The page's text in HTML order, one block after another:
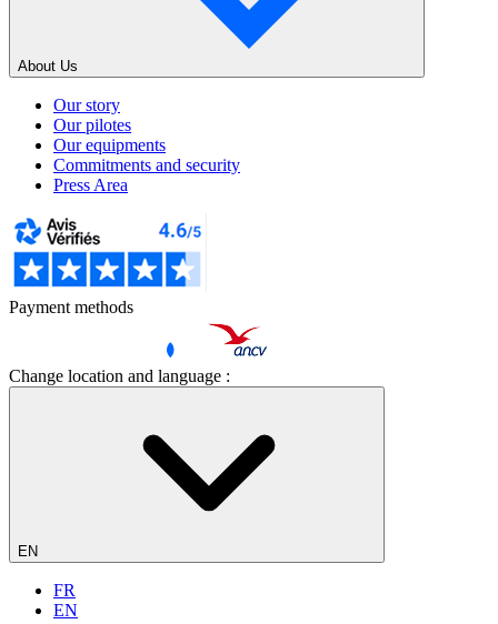
About Us
Our story
Our pilotes
Our equipments
Commitments and security
Press Area
Payment methods
Change location and language :
EN
FR
EN